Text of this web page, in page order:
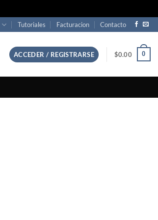
Tutoriales Facturacion Contacto
ACCEDER / REGISTRARSE $0.00 0